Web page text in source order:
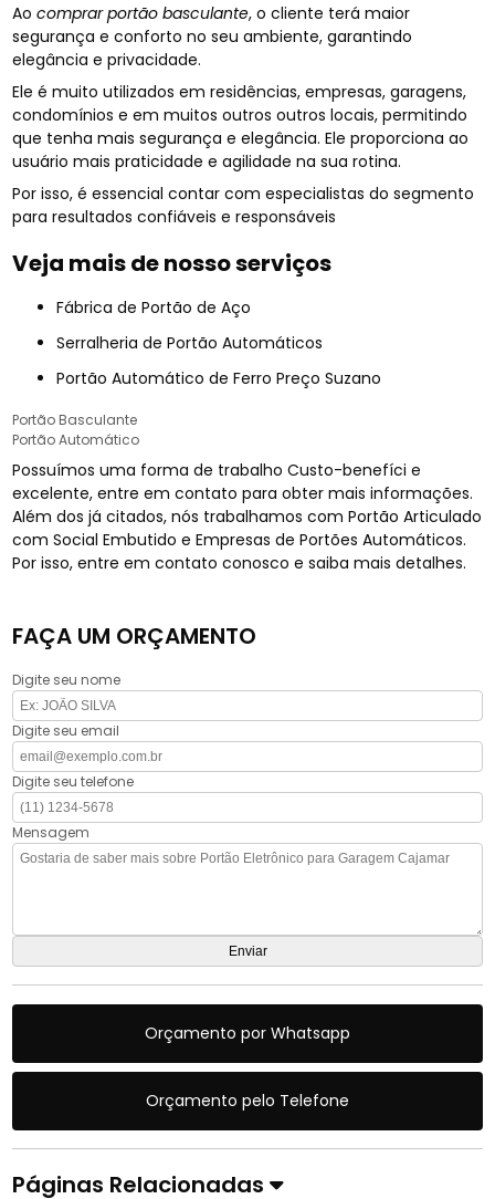
Aocomprar portão basculante, o cliente terá maior
segurança e conforto no seu ambiente, garantindo
elegância e privacidade.
Ele é muito utilizados em residências, empresas, garagens,
condomínios e em muitos outros outros locais, permitindo
que tenha mais segurança e elegância. Ele proporciona ao
usuário mais praticidade e agilidade na sua rotina.
Por isso, é essencial contar com especialistas do segmento
para resultados confiáveis e responsáveis
Veja mais de nosso serviços
Fábrica de Portão de Aço
Serralheria de Portão Automáticos
Portão Automático de Ferro Preço Suzano
Portão Basculante
Portão Automático
Possuímos uma forma de trabalho Custo-benefíci e
excelente, entre em contato para obter mais informações.
Além dos já citados, nós trabalhamos com Portão Articulado
com Social Embutido e Empresas de Portões Automáticos.
Por isso, entre em contato conosco e saiba mais detalhes.
FAÇA UM ORÇAMENTO
Digite seu nome
Digite seu email
Digite seu telefone
Mensagem
Orçamento por Whatsapp
Orçamento pelo Telefone
Páginas Relacionadas